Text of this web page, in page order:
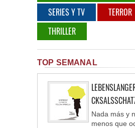
SERIES Y TV
TERROR
THRILLER
TOP SEMANAL
Nada más y
menos que